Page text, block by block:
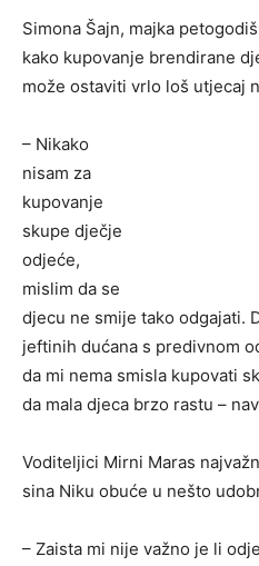
Simona Šajn, majka
kako kupovanje brendirane
može ostaviti vrlo loš utjecaj
– Nikako
nisam za
kupovanje
skupe dječje
odjeće,
mislim da se
djecu ne smije tako odgajati.
jeftinih dućana s predivnom
da mi nema smisla kupovati
da mala djeca brzo rastu –
Voditeljici Mirni Maras
sina Niku obuće u nešto
– Zaista mi nije važno je li